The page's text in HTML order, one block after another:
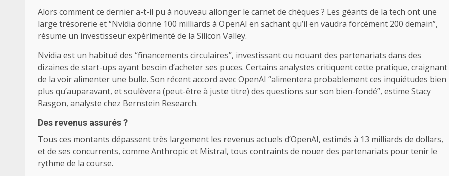
Alors comment ce dernier a-t-il pu à nouveau allonger le carnet de chèques ? Les géants de la tech ont une
large trésorerie et “Nvidia donne 100 milliards à OpenAI en sachant qu’il en vaudra forcément 200 demain”,
résume un investisseur expérimenté de la Silicon Valley.
Nvidia est un habitué des “financements circulaires”, investissant ou nouant des partenariats dans des
dizaines de start-ups ayant besoin d’acheter ses puces. Certains analystes critiquent cette pratique, craignant
de la voir alimenter une bulle. Son récent accord avec OpenAI “alimentera probablement ces inquiétudes bien
plus qu’auparavant, et soulèvera (peut-être à juste titre) des questions sur son bien-fondé”, estime Stacy
Rasgon, analyste chez Bernstein Research.
Des revenus assurés ?
Tous ces montants dépassent très largement les revenus actuels d’OpenAI, estimés à 13 milliards de dollars,
et de ses concurrents, comme Anthropic et Mistral, tous contraints de nouer des partenariats pour tenir le
rythme de la course.